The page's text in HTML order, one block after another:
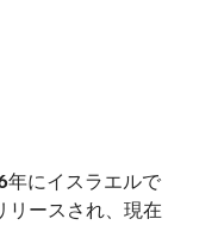
にイスラエルで
ースされ、現在